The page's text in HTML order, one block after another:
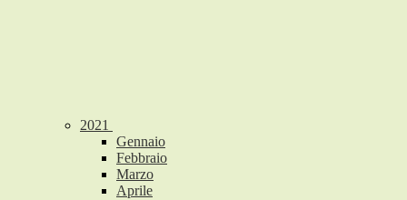
2021
Gennaio
Febbraio
Marzo
Aprile